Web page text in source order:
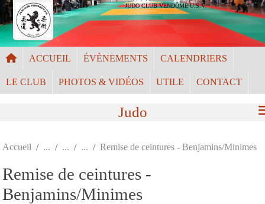
JUDO CLUB VENDÔME U.S.V.
ACCUEIL ÉVÈNEMENTS CALENDRIERS
LE CLUB PHOTOS & VIDÉOS UTILE CONTACT
Judo
Accueil Remise de ceintures - Benjamins/Minimes
Remise de ceintures -
Benjamins/Minimes
Panneau de gestion des cookies